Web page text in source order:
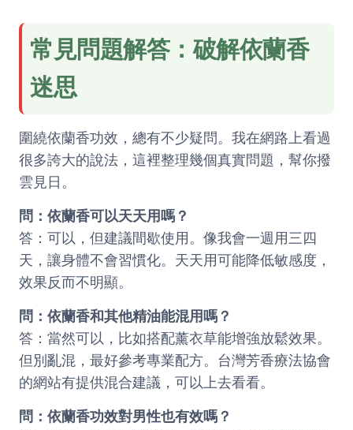
常見問題解答：破解依蘭香
迷思
圍繞依蘭香功效，總有不少疑問。我在網路上看過
很多誇大的說法，這裡整理幾個真實問題，幫你撥
雲見日。
問：依蘭香可以天天用嗎？
答：可以，但建議間歇使用。像我會一週用三四
天，讓身體不會習慣化。天天用可能降低敏感度，
效果反而不明顯。
問：依蘭香和其他精油能混用嗎？
答：當然可以，比如搭配薰衣草能增強放鬆效果。
但別亂混，最好參考專業配方。台灣芳香療法協會
的網站有提供混合建議，可以上去看看。
問：依蘭香功效對男性也有效嗎？